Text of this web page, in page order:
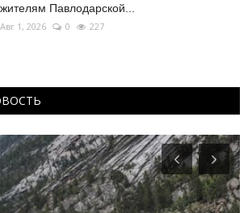
жителям Павлодарской...
Авг 1, 2026 0 227